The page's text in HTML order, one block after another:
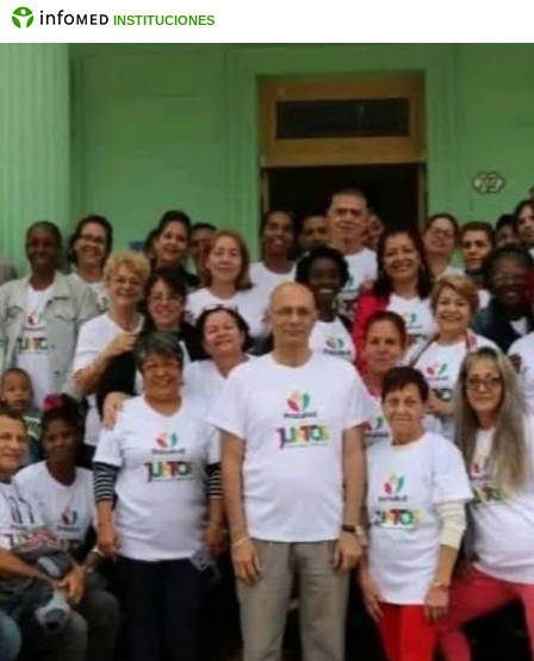
INSTITUCIONES